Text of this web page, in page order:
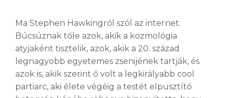
Ma Stephen Hawkingről szól az internet.
Búcsúznak tőle azok, akik a kozmológia
atyjaként tisztelik, azok, akik a 20. század
legnagyobb egyetemes zsenijének tartják, és
azok is, akik szerint ő volt a legkirályabb cool
partiarc, aki élete végéig a testét elpusztító